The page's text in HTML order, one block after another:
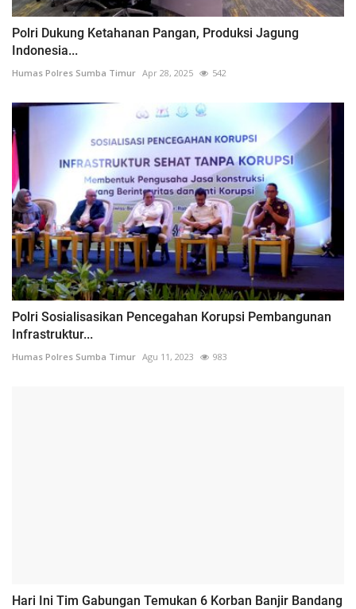
Polri Dukung Ketahanan Pangan, Produksi Jagung
Indonesia...
Humas Polres Sumba Timur Apr 28, 2025 542
Polri Sosialisasikan Pencegahan Korupsi Pembangunan
Infrastruktur...
Humas Polres Sumba Timur Agu 11, 2023 983
Hari Ini Tim Gabungan Temukan 6 Korban Banjir Bandang